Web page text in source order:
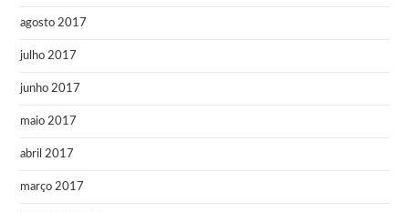
agosto 2017
julho 2017
junho 2017
maio 2017
abril 2017
março 2017